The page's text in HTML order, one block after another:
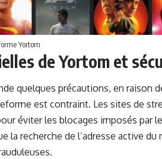
Yortom
de Yortom et
quelques précautions, en raison
est contraint. Les sites de
éviter les blocages imposés par
la recherche de l’adresse active